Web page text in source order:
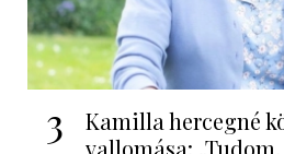
3
Kamilla hercegné
vallomása: